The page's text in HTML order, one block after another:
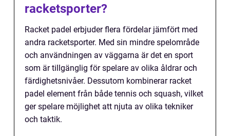
racketsporter?
Racket padel erbjuder flera fördelar jämfört med
andra racketsporter. Med sin mindre spelområde
och användningen av väggarna är det en sport
som är tillgänglig för spelare av olika åldrar och
färdighetsnivåer. Dessutom kombinerar racket
padel element från både tennis och squash, vilket
ger spelare möjlighet att njuta av olika tekniker
och taktik.